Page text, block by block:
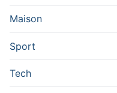
Maison
Sport
Tech